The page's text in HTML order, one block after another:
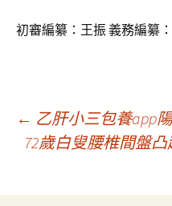
初審編纂：王振 義務編纂
文
← 乙肝小三包養app
72歲白叟腰椎間盤